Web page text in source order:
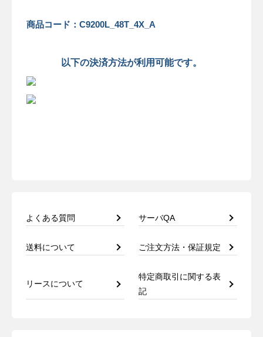
商品コード：C9200L_48T_4X_A
以下の決済方法が利用可能です。
よくある質問 サーバQA
送料について ご注文方法・保証規定
リースについて
特定商取引に関する表
記